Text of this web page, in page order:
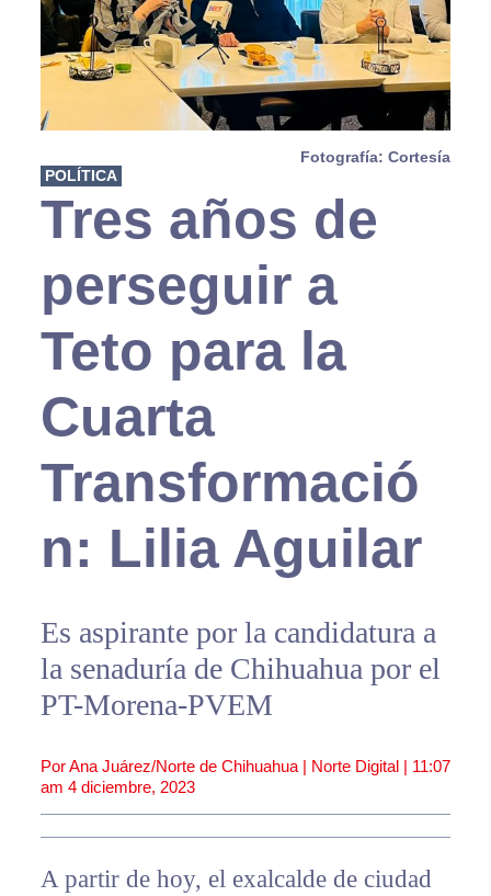
Fotografía: Cortesía
POLÍTICA
Tres años de
perseguir a
Teto para la
Cuarta
Transformació
n: Lilia Aguilar
Es aspirante por la candidatura a
la senaduría de Chihuahua por el
PT-Morena-PVEM
Por Ana Juárez/Norte de Chihuahua | Norte Digital | 11:07
am 4 diciembre, 2023
A partir de hoy, el exalcalde de ciudad